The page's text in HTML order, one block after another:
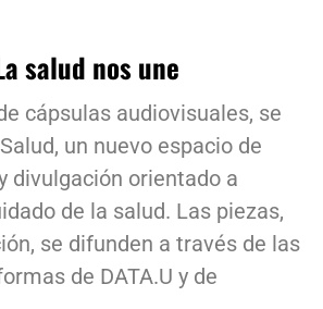
salud nos une
cápsulas audiovisuales, se
un nuevo espacio de
divulgación orientado a
de la salud. Las piezas,
se difunden a través de las
de DATA.U y de